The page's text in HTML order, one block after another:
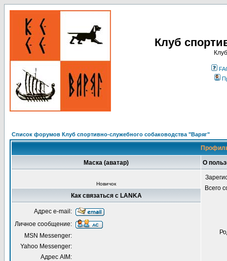
Клуб
Список форумов Клуб спортивно-служебного собаководства "Варяг"
Маска (аватар) О
Новичок
Всего
Как связаться с LANKA
Адрес e-mail:
Личное сообщение:
MSN Messenger:
Yahoo Messenger:
Адрес AIM: